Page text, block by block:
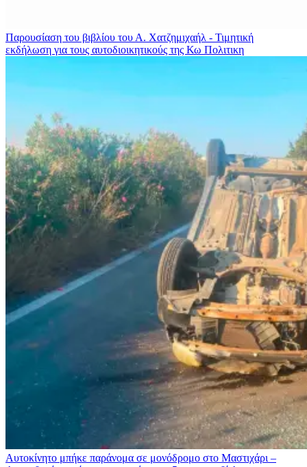
Παρουσίαση του βιβλίου του Α. Χατζημιχαήλ - Τιμητική
εκδήλωση για τους αυτοδιοικητικούς της Κω Πολιτικη
Αυτοκίνητο μπήκε παράνομα σε μονόδρομο στο Μαστιχάρι –